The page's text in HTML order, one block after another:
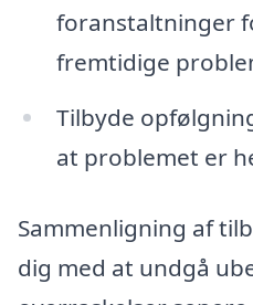
foranstaltninger
fremtidige
Tilbyde
at problemet er
Sammenligning af
dig med at undgå